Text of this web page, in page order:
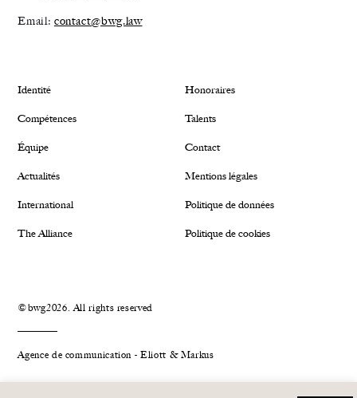
Email: contact@bwg.law
Identité
Compétences
Équipe
Actualités
International
The Alliance
Honoraires
Talents
Contact
Mentions légales
Politique de données
Politique de cookies
©bwg2026. All rights reserved
Agence de communication - Eliott & Markus